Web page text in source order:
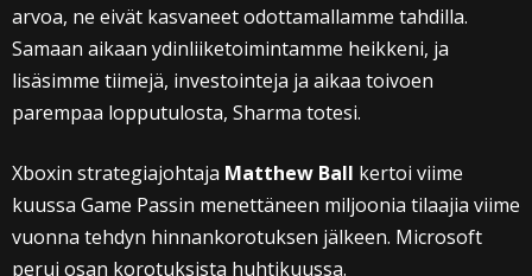
arvoa, ne eivät kasvaneet odottamallamme tahdilla.
Samaan aikaan ydinliiketoimintamme heikkeni, ja
lisäsimme tiimejä, investointeja ja aikaa toivoen
parempaa lopputulosta, Sharma totesi.
Xboxin strategiajohtaja Matthew Ball kertoi viime
kuussa Game Passin menettäneen miljoonia tilaajia viime
vuonna tehdyn hinnankorotuksen jälkeen. Microsoft
perui osan korotuksista huhtikuussa.